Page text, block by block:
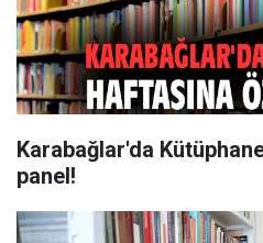
Karabağlar'da
panel!